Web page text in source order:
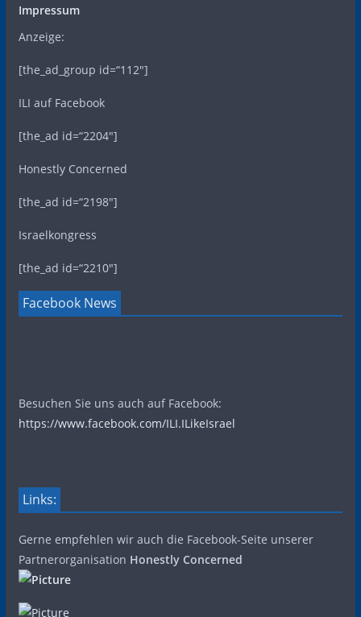
Impressum
Anzeige:
[the_ad_group id=“112″]
ILI auf Facebook
[the_ad id=“2204″]
Honestly Concerned
[the_ad id=“2198″]
Israelkongress
[the_ad id=“2210″]
Facebook News
Besuchen Sie uns auch auf Facebook:
https://www.facebook.com/ILI.ILikeIsrael
Links:
Gerne empfehlen wir auch die Facebook-Seite unserer
Partnerorganisation Honestly Concerned